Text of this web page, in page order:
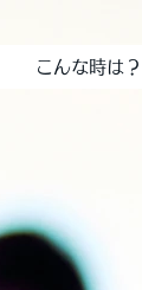
こんな時は？